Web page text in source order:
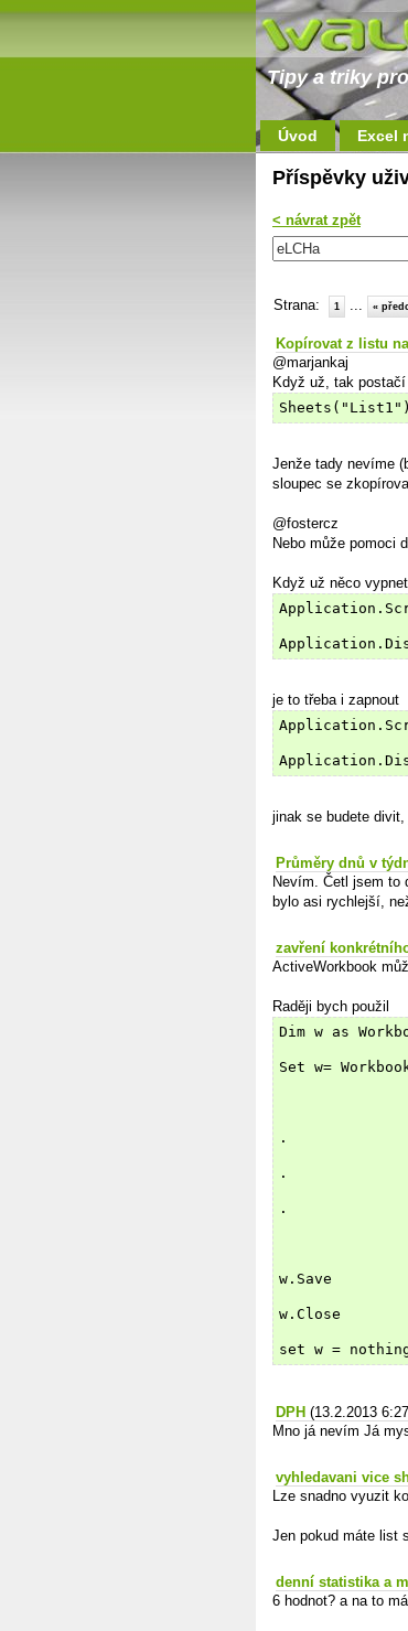
Tipy a triky
Úvod Excel
Příspěvky
< návrat zpět
Strana: 1 ... «
Kopírovat z listu
@marjankaj
Když už, tak
Jenže tady nevíme
sloupec se
@fostercz
Nebo může pomoci
Když už něco
je to třeba i zapnout
jinak se budete
Průměry dnů v
Nevím. Četl jsem
bylo asi rychlejší,
zavření
ActiveWorkbook
Raději bych použil
Dim w as
Set w=
.
.
.
w.Save
w.Close
set w =
DPH (13.2.2013
Mno já nevím Já
vyhledavani vice
Lze snadno vyuzit
Jen pokud máte list
denní statistika a
6 hodnot? a na to